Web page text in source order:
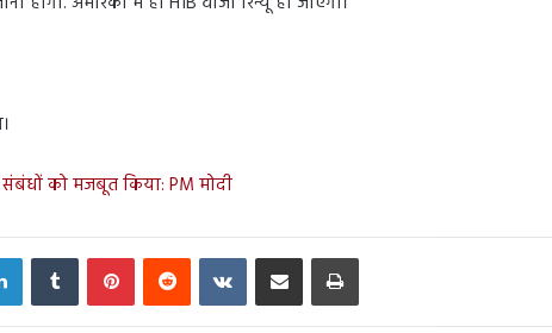
को मजबूत किया: PM मोदी
LinkedInTumblr PinterestReddit VKontakteShare via Email Print